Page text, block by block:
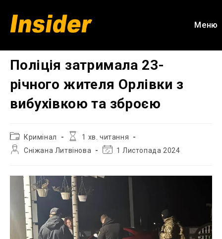
вмісту
Меню
Поліція затримала 23-
річного жителя Орлівки з
вибухівкою та зброєю
Категорія
запису:
Кримінал
Час
1 хв. читання
АвторСніжана Литвінова
Остання1 Листопада 2024